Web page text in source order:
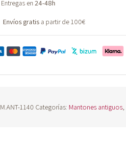
Entregas en24-48h
Envíos gratis a partir de 100€
M.ANT-1140 Categorías: Mantones antiguos,